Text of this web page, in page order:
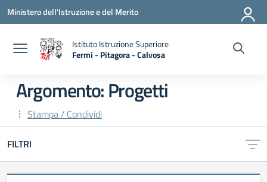
Vai ai contenuti
Vai al menu di navigazione
Vai al footer
Ministero dell'Istruzione e del Merito
Istituto Istruzione Superiore
Fermi - Pitagora - Calvosa
— Visita la pagina iniziale della scuola
Argomento: Progetti
Stampa / Condividi
FILTRI